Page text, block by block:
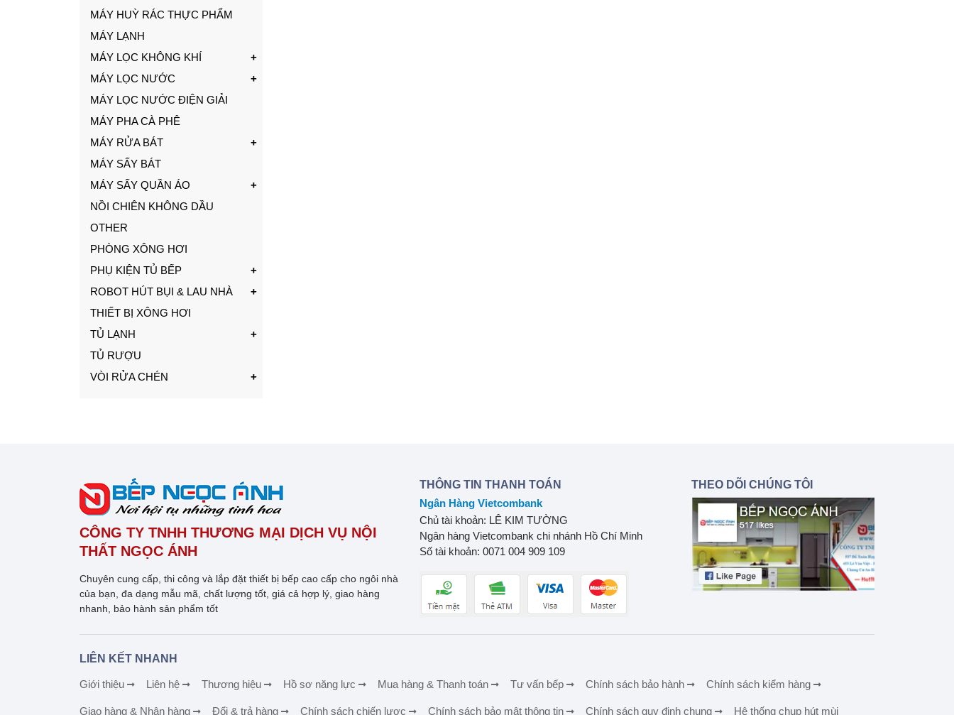
MÁY HUỲ RÁC THỰC PHẨM
MÁY LẠNH
MÁY LỌC KHÔNG KHÍ
MÁY LỌC NƯỚC
MÁY LỌC NƯỚC ĐIỆN GIẢI
MÁY PHA CÀ PHÊ
MÁY RỬA BÁT
MÁY SẤY BÁT
MÁY SẤY QUẦN ÁO
NỒI CHIÊN KHÔNG DẦU
OTHER
PHÒNG XÔNG HƠI
PHỤ KIỆN TỦ BẾP
ROBOT HÚT BỤI & LAU NHÀ
THIẾT BỊ XÔNG HƠI
TỦ LẠNH
TỦ RƯỢU
VÒI RỬA CHÉN
CÔNG TY TNHH THƯƠNG MẠI DỊCH VỤ NỘI
THẤT NGỌC ÁNH
Chuyên cung cấp, thi công và lắp đặt thiết bị bếp cao cấp cho ngôi nhà
của bạn, đa dạng mẫu mã, chất lượng tốt, giá cả hợp lý, giao hàng
nhanh, bảo hành sản phẩm tốt
THÔNG TIN THANH TOÁN
Ngân Hàng Vietcombank
Chủ tài khoản: LÊ KIM TƯỜNG
Ngân hàng Vietcombank chi nhánh Hồ Chí Minh
Số tài khoản: 0071 004 909 109
THEO DÕI CHÚNG TÔI
LIÊN KẾT NHANH
Giới thiệu Liên hệ Thương hiệu Hồ sơ năng lực Mua hàng & Thanh toán Tư vấn bếp Chính sách bảo hành Chính sách kiểm hàng
Giao hàng & Nhận hàng Đổi & trả hàng Chính sách chiến lược Chính sách bảo mật thông tin Chính sách quy định chung Hệ thống chụp hút mùi